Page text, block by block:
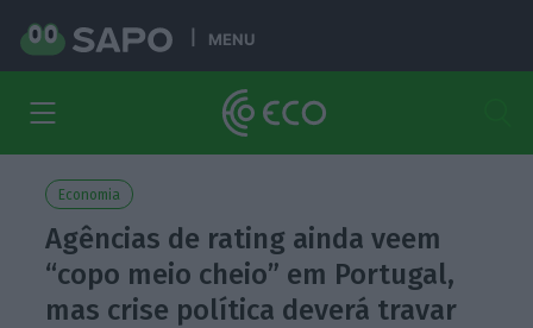
MENU
Economia
Agências de rating ainda veem
“copo meio cheio” em Portugal,
mas crise política deverá travar